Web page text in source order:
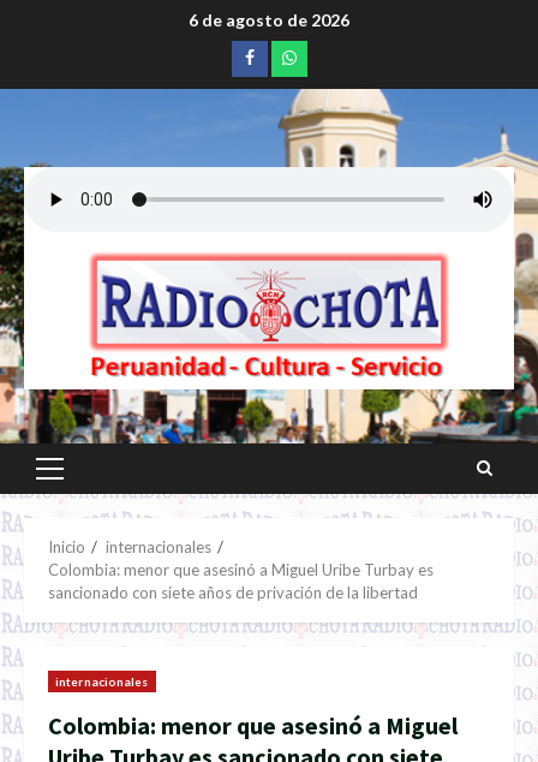
6 de agosto de 2026
Facebookwhatsapp
Menú
principal
Inicio
internacionales
Colombia: menor que asesinó a Miguel Uribe Turbay es
sancionado con siete años de privación de la libertad
internacionales
Colombia: menor que asesinó a Miguel